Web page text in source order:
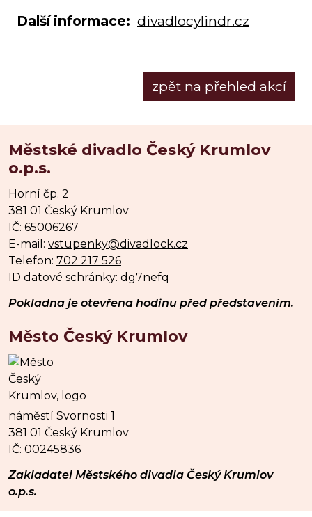
Další informace: divadlocylindr.cz
zpět na přehled akcí
Městské divadlo Český Krumlov
o.p.s.
Horní čp. 2
381 01 Český Krumlov
IČ: 65006267
E-mail: vstupenky@divadlock.cz
Telefon: 702 217 526
ID datové schránky: dg7nefq
Pokladna je otevřena hodinu před představením.
Město Český Krumlov
náměstí Svornosti 1
381 01 Český Krumlov
IČ: 00245836
Zakladatel Městského divadla Český Krumlov
o.p.s.